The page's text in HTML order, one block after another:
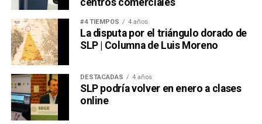
centros comerciales
#4 TIEMPOS 4 años
La disputa por el triángulo dorado de
SLP | Columna de Luis Moreno
DESTACADAS 4 años
SLP podría volver en enero a clases
online